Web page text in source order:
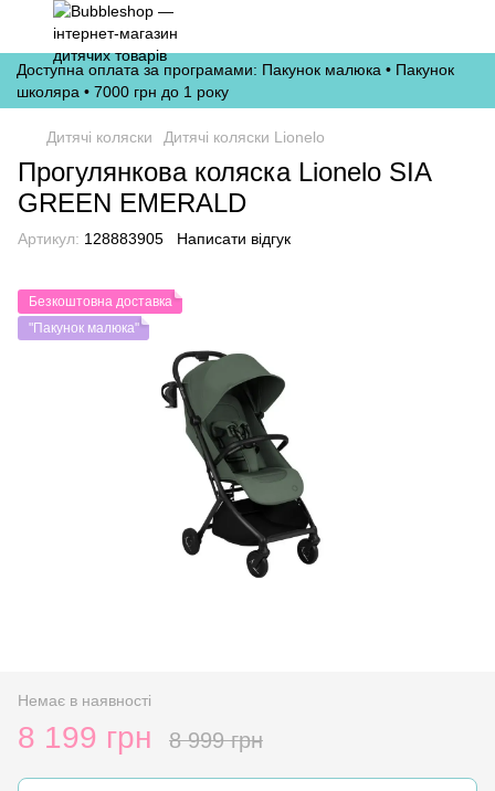
Доступна оплата за програмами: Пакунок малюка • Пакунок
школяра • 7000 грн до 1 року
Дитячі коляски Дитячі коляски Lionelo
Прогулянкова коляска Lionelo SIA
GREEN EMERALD
Артикул: 128883905 Написати відгук
Безкоштовна доставка
"Пакунок малюка"
Немає в наявності
8 199 грн 8 999 грн